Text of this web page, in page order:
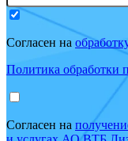
Согласен на
Политика обработки
Согласен на